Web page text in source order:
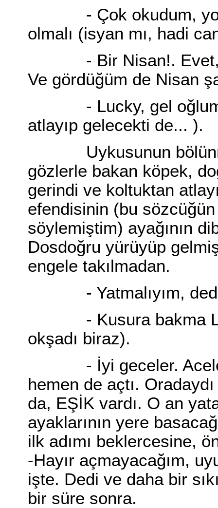
- Çok okudum,
olmalı (isyan mı, hadi
- Bir Nisan!. Evet,
Ve gördüğüm de Nisan
- Lucky, gel oğlum (
atlayıp gelecekti de... ).
Uykusunun
gözlerle bakan köpek,
gerindi ve koltuktan
efendisinin (bu
söylemiştim) ayağının
Dosdoğru yürüyüp
engele takılmadan.
- Yatmalıyım,
- Kusura bakma
okşadı biraz).
- İyi geceler.
hemen de açtı.
da, EŞİK vardı. O an
ayaklarının yere
ilk adımı beklercesine,
-Hayır açmayacağım,
işte. Dedi ve daha bir
bir süre sonra.